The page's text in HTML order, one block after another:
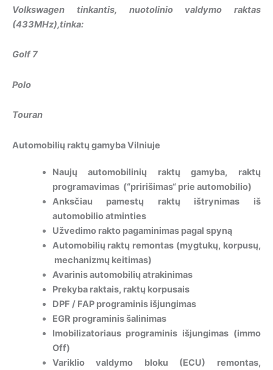
Volkswagen tinkantis, nuotolinio valdymo raktas
(433MHz),tinka:
Golf 7
Polo
Touran
Automobilių raktų gamyba Vilniuje
Naujų automobilinių raktų gamyba, raktų
programavimas (“pririšimas“ prie automobilio)
Anksčiau pamestų raktų ištrynimas iš
automobilio atminties
Užvedimo rakto pagaminimas pagal spyną
Automobilių raktų remontas (mygtukų, korpusų,
mechanizmų keitimas)
Avarinis automobilių atrakinimas
Prekyba raktais, raktų korpusais
DPF / FAP programinis išjungimas
EGR programinis šalinimas
Imobilizatoriaus programinis išjungimas (immo
Off)
Variklio valdymo bloku (ECU) remontas,